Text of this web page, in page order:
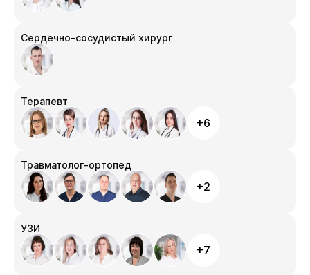
Сердечно-сосудистый хирург
Терапевт
+6
Травматолог-ортопед
+2
УЗИ
+7